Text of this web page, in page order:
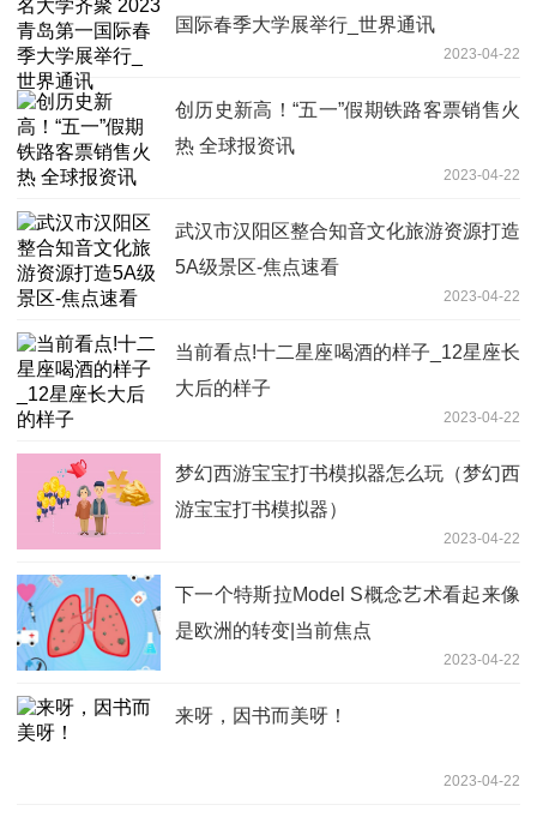
国际春季大学展举行_世界通讯
2023-04-22
创历史新高！“五一”假期铁路客票销售火
热 全球报资讯
2023-04-22
武汉市汉阳区整合知音文化旅游资源打造
5A级景区-焦点速看
2023-04-22
当前看点!十二星座喝酒的样子_12星座长
大后的样子
2023-04-22
梦幻西游宝宝打书模拟器怎么玩（梦幻西
游宝宝打书模拟器）
2023-04-22
下一个特斯拉Model S概念艺术看起来像
是欧洲的转变|当前焦点
2023-04-22
来呀，因书而美呀！
2023-04-22